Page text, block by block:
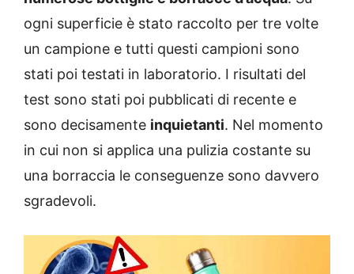
ogni superficie è stato raccolto per tre volte
un campione e tutti questi campioni sono
stati poi testati in laboratorio. I risultati del
test sono stati poi pubblicati di recente e
sono decisamente inquietanti. Nel momento
in cui non si applica una pulizia costante su
una borraccia le conseguenze sono davvero
sgradevoli.